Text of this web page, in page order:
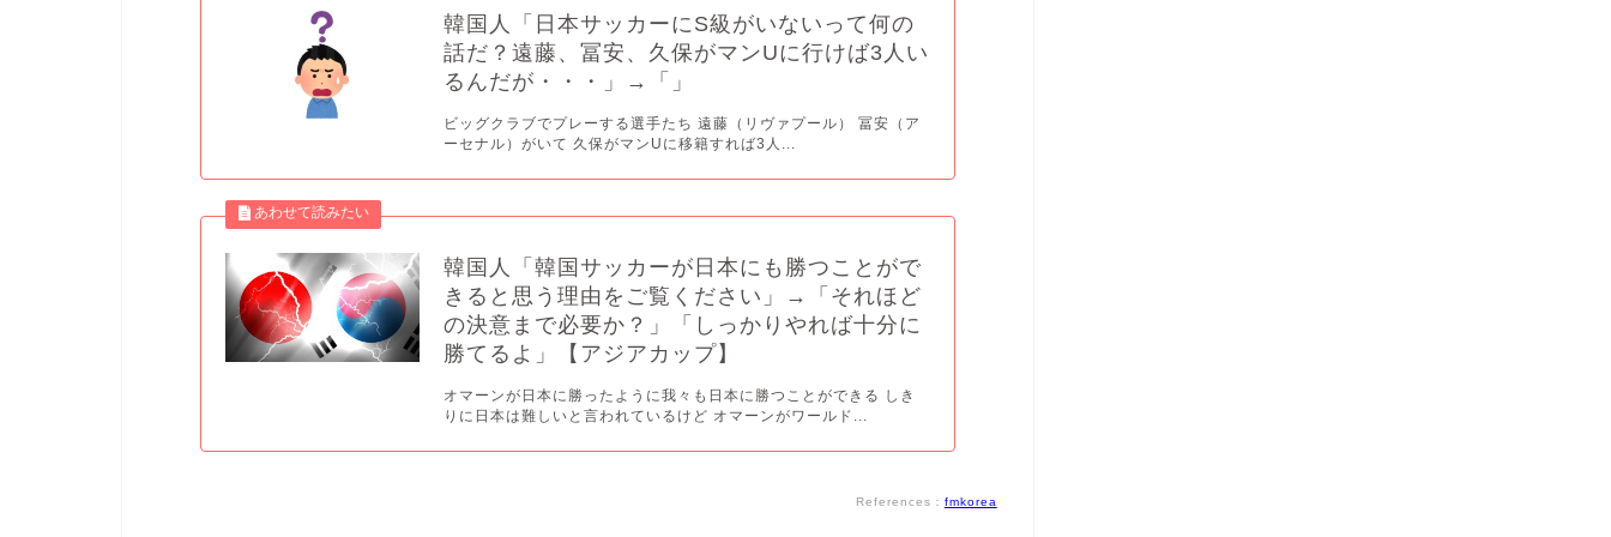
韓国人「日本サッカーにS級がいないって何の
話だ？遠藤、冨安、久保がマンUに行けば3人い
るんだが・・・」→「」
ビッグクラブでプレーする選手たち 遠藤（リヴァプール） 冨安（ア
ーセナル）がいて 久保がマンUに移籍すれば3人...
韓国人「韓国サッカーが日本にも勝つことがで
きると思う理由をご覧ください」→「それほど
の決意まで必要か？」「しっかりやれば十分に
勝てるよ」【アジアカップ】
オマーンが日本に勝ったように我々も日本に勝つことができる しき
りに日本は難しいと言われているけど オマーンがワールド...
References： fmkorea